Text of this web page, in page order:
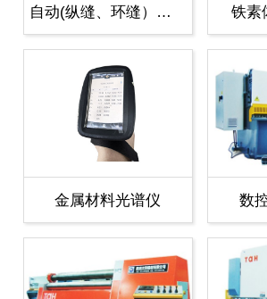
自动(纵缝、环缝）焊机 铁素
金属材料光谱仪 数